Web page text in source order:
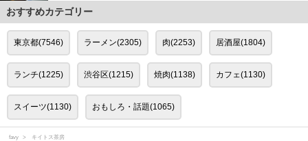
おすすめカテゴリー
東京都(7546) ラーメン(2305) 肉(2253) 居酒屋(1804)
ランチ(1225) 渋谷区(1215) 焼肉(1138) カフェ(1130)
スイーツ(1130) おもしろ・話題(1065)
favy キイトス茶房